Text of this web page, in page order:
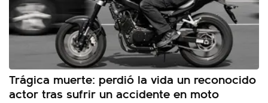
Trágica muerte: perdió la vida un reconocido
actor tras sufrir un accidente en moto